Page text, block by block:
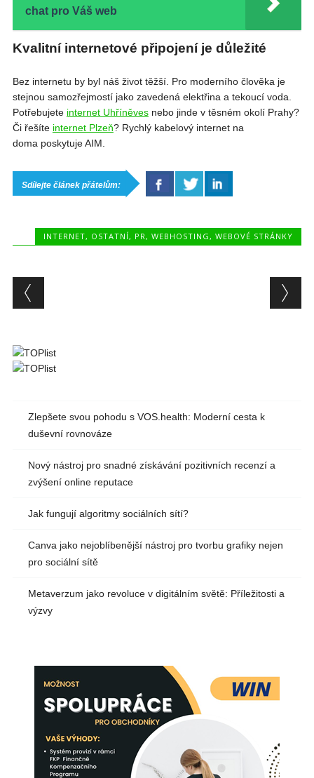
chat pro Váš web
Kvalitní internetové připojení je důležité
Bez internetu by byl náš život těžší. Pro moderního člověka je
stejnou samozřejmostí jako zavedená elektřina a tekoucí voda.
Potřebujete internet Uhříněvesnebo jinde v těsném okolí Prahy?
Či řešíte internet Plzeň? Rychlý kabelový internet na
doma poskytuje AIM.
Sdílejte článek přátelům:
INTERNET, OSTATNÍ, PR ,WEBHOSTING ,WEBOVÉ STRÁNKY
Post navigation
Zlepšete svou pohodu s VOS.health: Moderní cesta k
duševní rovnováze
Nový nástroj pro snadné získávání pozitivních recenzí a
zvýšení online reputace
Jak fungují algoritmy sociálních sítí?
Canva jako nejoblíbenější nástroj pro tvorbu grafiky nejen
pro sociální sítě
Metaverzum jako revoluce v digitálním světě: Příležitosti a
výzvy